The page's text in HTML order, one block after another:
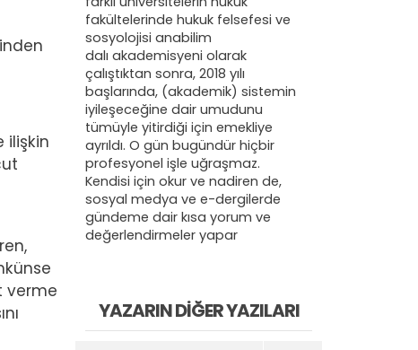
ilişkin
verme
fakültelerinde hukuk felsefesi ve
sosyolojisi anabilim
dalı akademisyeni olarak
çalıştıktan sonra, 2018 yılı
başlarında, (akademik) sistemin
iyileşeceğine dair umudunu
tümüyle yitirdiği için emekliye
ayrıldı. O gün bugündür hiçbir
profesyonel işle uğraşmaz.
Kendisi için okur ve nadiren de,
sosyal medya ve e-dergilerde
gündeme dair kısa yorum ve
değerlendirmeler yapar
YAZARIN DIĞER YAZILARI